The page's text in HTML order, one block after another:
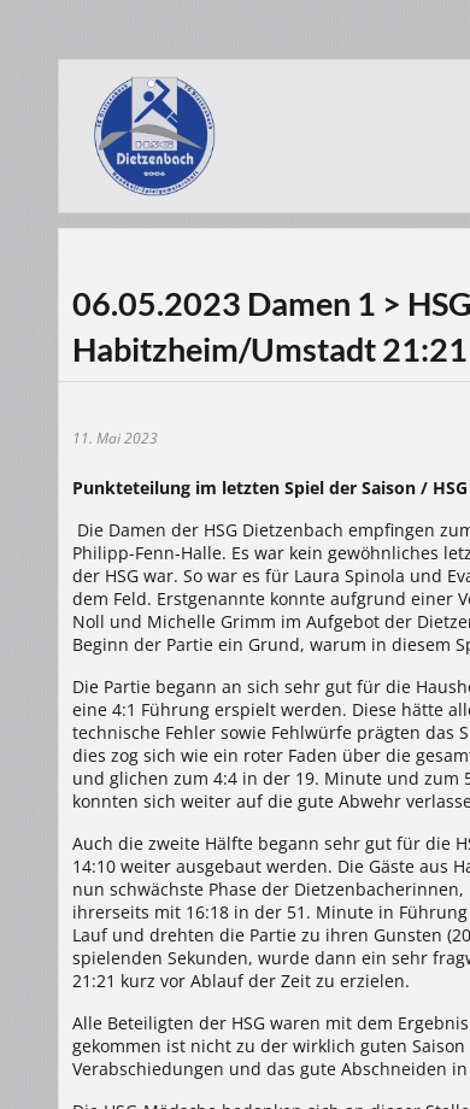
06.05.2023 Damen 1 >
Habitzheim/Umstadt
11. Mai 2023
Punkteteilung im letzten Spiel der Saison /
Die Damen der HSG Dietzenbach empfingen
Philipp-Fenn-Halle. Es war kein gewöhnliches
der HSG war. So war es für Laura Spinola und
dem Feld. Erstgenannte konnte aufgrund einer
Noll und Michelle Grimm im Aufgebot der
Beginn der Partie ein Grund, warum in diesem
Die Partie begann an sich sehr gut für die
eine 4:1 Führung erspielt werden. Diese hätte
technische Fehler sowie Fehlwürfe prägten das
dies zog sich wie ein roter Faden über die
und glichen zum 4:4 in der 19. Minute und zum
konnten sich weiter auf die gute Abwehr
Auch die zweite Hälfte begann sehr gut für die
14:10 weiter ausgebaut werden. Die Gäste
nun schwächste Phase der
ihrerseits mit 16:18 in der 51. Minute in
Lauf und drehten die Partie zu ihren Gunsten
spielenden Sekunden, wurde dann ein sehr
21:21 kurz vor Ablauf der Zeit zu erzielen.
Alle Beteiligten der HSG waren mit dem
gekommen ist nicht zu der wirklich guten
Verabschiedungen und das gute Abschneiden